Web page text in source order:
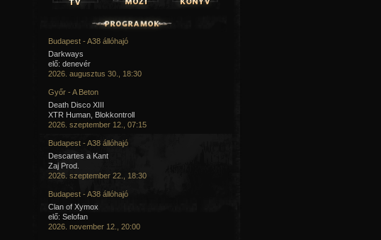
Budapest - A38 állóhajó
Darkways
elő: denevér
2026. augusztus 30., 18:30
Győr - A Beton
Death Disco XIII
XTR Human, Blokkontroll
2026. szeptember 12., 07:15
Budapest - A38 állóhajó
Descartes a Kant
Zaj Prod.
2026. szeptember 22., 18:30
Budapest - A38 állóhajó
Clan of Xymox
elő: Selofan
2026. november 12., 20:00